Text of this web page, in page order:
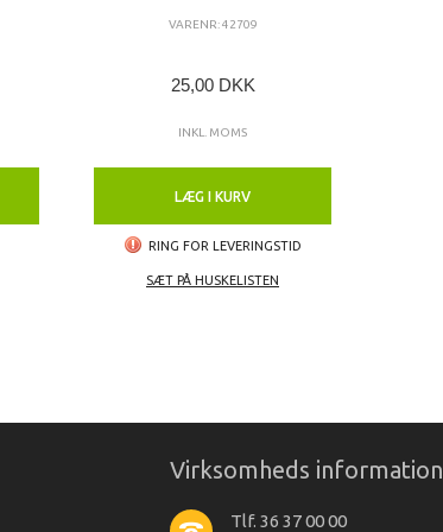
VARENR: 42709
25,00 DKK
INKL. MOMS
LÆG I KURV
RING FOR LEVERINGSTID
SÆT PÅ HUSKELISTEN
Virksomheds information
Tlf. 36 37 00 00